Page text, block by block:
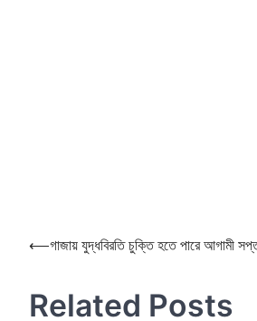
Post
⟵গাজায় যুদ্ধবিরতি চুক্তি হতে পারে আগামী
Related Posts